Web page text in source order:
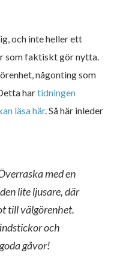
och inte heller ett
som faktiskt gör nytta.
någonting som
hartidningen
läsa här. Så här inleder
med en
lite ljusare, där
till välgörenhet.
och
gåvor!